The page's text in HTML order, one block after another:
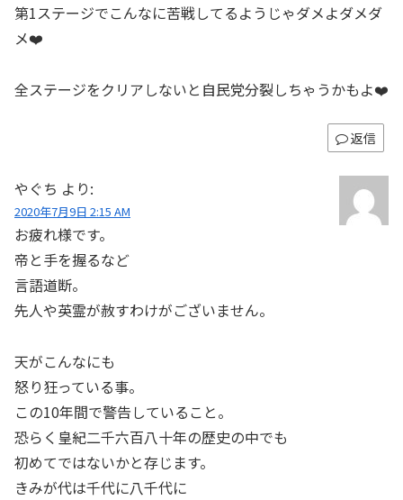
第1ステージでこんなに苦戦してるようじゃダメよダメダ
メ❤️
全ステージをクリアしないと自民党分裂しちゃうかもよ❤️
返信
やぐち より:
2020年7月9日 2:15 AM
お疲れ様です。
帝と手を握るなど
言語道断。
先人や英霊が赦すわけがございません。
天がこんなにも
怒り狂っている事。
この10年間で警告していること。
恐らく皇紀二千六百八十年の歴史の中でも
初めてではないかと存じます。
きみが代は千代に八千代に